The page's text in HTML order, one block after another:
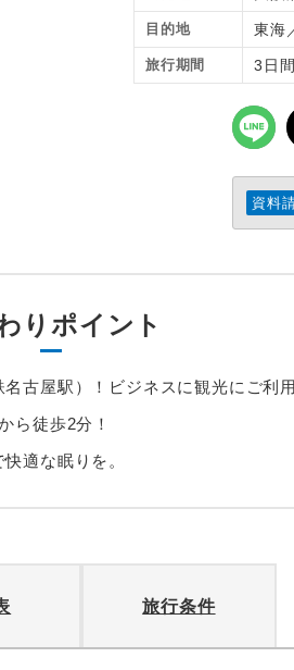
目的地 東海
旅行期間 3日間
資料
りポイント
古屋駅）！ビジネスに観光にご利
ら徒歩2分！
適な眠りを。
旅行条件